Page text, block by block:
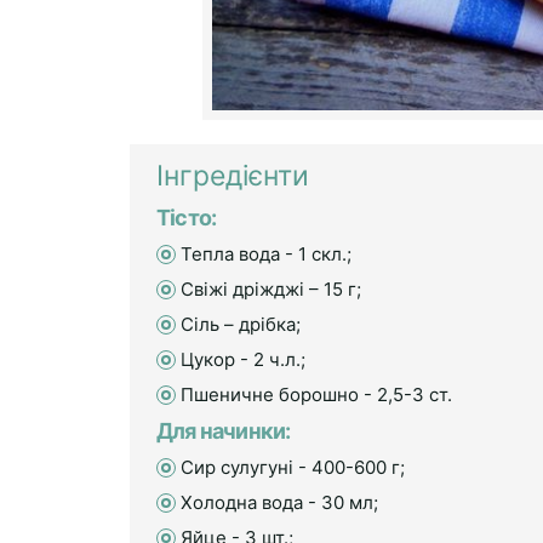
Інгредієнти
Тісто:
Тепла вода - 1 cкл.;
Свіжі дріжджі – 15 г;
Сіль – дрібка;
Цукор - 2 ч.л.;
Пшеничне борошно - 2,5-3 ст.
Для начинки:
Сир сулугуні - 400-600 г;
Холодна вода - 30 мл;
Яйце - 3 шт.;